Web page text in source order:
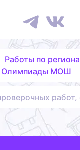
Работы по
Олимпиады МОШ
работ,